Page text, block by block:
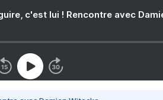
c'est lui ! Rencontre avec